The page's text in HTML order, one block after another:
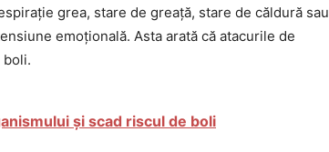
grea, stare de greață, stare de căldură sau
emoțională. Asta arată că atacurile de
boli.
și scad riscul de boli